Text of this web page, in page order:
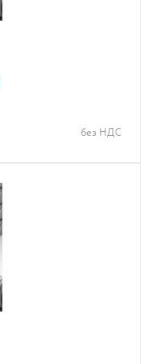
без НДС